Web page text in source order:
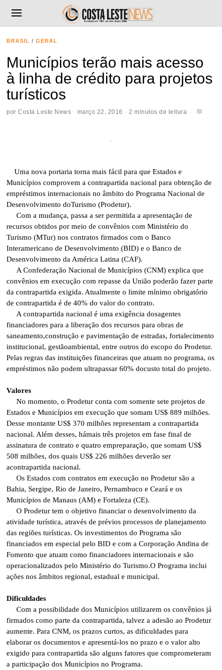
BRASIL / GERAL
Municípios terão mais acesso
à linha de crédito para projetos
turísticos
porCosta Leste News março 22, 2016 2 minutos de leitura
Uma nova portaria torna mais fácil para que Estados e
Municípios comprovem a contrapartida nacional para obtenção de
empréstimos internacionais no âmbito do Programa Nacional de
Desenvolvimento doTurismo (Prodetur).
Com a mudança, passa a ser permitida a apresentação de
recursos obtidos por meio de convênios com Ministério do
Turismo (MTur) nos contratos firmados com o Banco
Interamericano de Desenvolvimento (BID) e o Banco de
Desenvolvimento da América Latina (CAF).
A Confederação Nacional de Municípios (CNM) explica que
convênios em execução com repasse da União poderão fazer parte
da contrapartida exigida. Atualmente o limite mínimo obrigatório
de contrapartida é de 40% do valor do contrato.
A contrapartida nacional é uma exigência dosagentes
financiadores para a liberação dos recursos para obras de
saneamento,construção e pavimentação de estradas, fortalecimento
institucional, gestãoambiental, entre outros do escopo do Prodetur.
Pelas regras das instituições financeiras que atuam no programa, os
empréstimos não podem ultrapassar 60% docusto total do projeto.
Valores
No momento, o Prodetur conta com somente sete projetos de
Estados e Municípios em execução que somam US$ 889 milhões.
Desse montante US$ 370 milhões representam a contrapartida
nacional. Além desses, hámais três projetos em fase final de
assinatura de contrato e quatro empreparação, que somam US$
508 milhões, dos quais US$ 226 milhões deverão ser
acontrapartida nacional.
Os Estados com contratos em execução no Prodetur são a
Bahia, Sergipe, Rio de Janeiro, Pernambuco e Ceará e os
Municípios de Manaus (AM) e Fortaleza (CE).
O Prodetur tem o objetivo financiar o desenvolvimento da
atividade turística, através de prévios processos de planejamento
das regiões turísticas. Os investimentos do Programa são
financiados em especial pelo BID e com a Corporação Andina de
Fomento que atuam como financiadores internacionais e são
operacionalizados pelo Ministério do Turismo.O Programa inclui
ações nos âmbitos regional, estadual e municipal.
Dificuldades
Com a possibilidade dos Municípios utilizarem os convênios já
firmados como parte da contrapartida, talvez a adesão ao Prodetur
aumente. Para CNM, os prazos curtos, as dificuldades para
elaborar os documentos e apresentá-los no prazo e o valor alto
exigido para contrapartida são alguns fatores que comprometeram
a participação dos Municípios no Programa.